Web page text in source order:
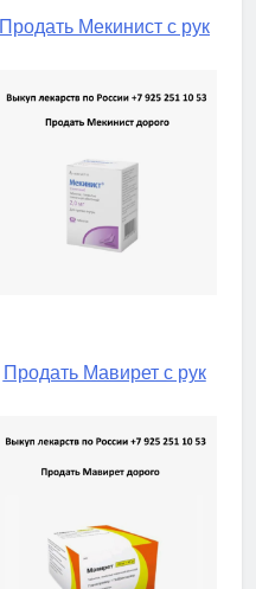
Продать Мекинист с рук
Продать Мавирет с рук